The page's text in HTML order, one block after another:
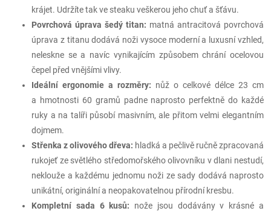
krájet. Udržíte tak ve steaku veškerou jeho chuť a šťávu.
Povrchová úprava šedý titan: matná antracitová povrchová
úprava z titanu dodává noži vysoce moderní a luxusní vzhled,
neleskne se a navíc vynikajícím způsobem chrání ocelovou
čepel před vnějšími vlivy.
Ideální ergonomie a rozměry: nůž o celkové délce 23 cm
a hmotnosti 60 gramů padne naprosto perfektně do každé
ruky a na talíři působí masivním, ale přitom velmi elegantním
dojmem.
Střenka z olivového dřeva: hladká a pečlivě ručně zpracovaná
rukojeť ze světlého středomořského olivovníku v dlani nestudí,
neklouže a každému jednomu noži ze sady dodává naprosto
unikátní, originální a neopakovatelnou přírodní kresbu.
Kompletní sada 6 kusů: nože jsou dodávány v krásné a